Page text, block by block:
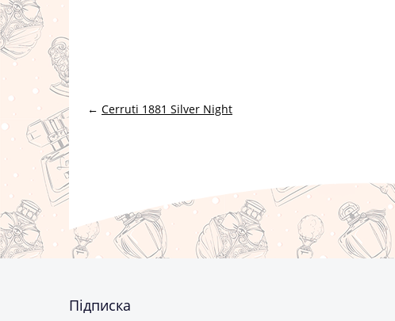
← Cerruti 1881 Silver Night
Підписка